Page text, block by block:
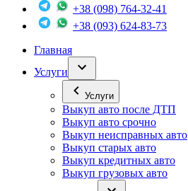
+38 (098) 764-32-41
+38 (093) 624-83-73
Главная
Услуги
Услуги
Выкуп авто после ДТП
Выкуп авто срочно
Выкуп неисправных авто
Выкуп старых авто
Выкуп кредитных авто
Выкуп грузовых авто